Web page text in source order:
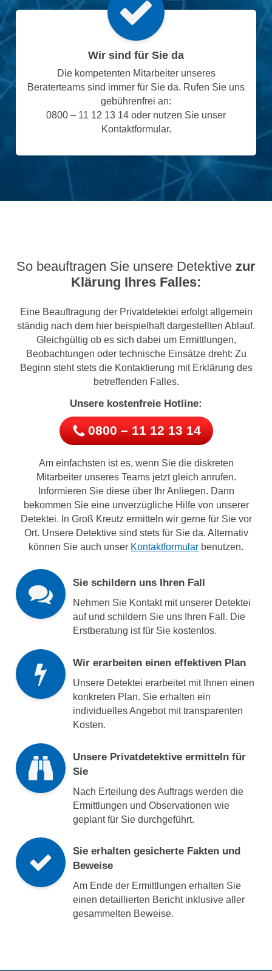
Wir sind für Sie da
Die kompetenten Mitarbeiter unseres
Beraterteams sind immer für Sie da. Rufen Sie uns
gebührenfrei an:
0800 – 11 12 13 14 oder nutzen Sie unser
Kontaktformular.
So beauftragen Sie unsere Detektive zur
Klärung Ihres Falles:
Eine Beauftragung der Privatdetektei erfolgt allgemein
ständig nach dem hier beispielhaft dargestellten Ablauf.
Gleichgültig ob es sich dabei um Ermittlungen,
Beobachtungen oder technische Einsätze dreht: Zu
Beginn steht stets die Kontaktierung mit Erklärung des
betreffenden Falles.
Unsere kostenfreie Hotline:
0800 – 11 12 13 14
Am einfachsten ist es, wenn Sie die diskreten
Mitarbeiter unseres Teams jetzt gleich anrufen.
Informieren Sie diese über Ihr Anliegen. Dann
bekommen Sie eine unverzügliche Hilfe von unserer
Detektei. In Groß Kreutz ermitteln wir gerne für Sie vor
Ort. Unsere Detektive sind stets für Sie da. Alternativ
können Sie auch unser Kontaktformular benutzen.
Sie schildern uns Ihren Fall
Nehmen Sie Kontakt mit unserer Detektei
auf und schildern Sie uns Ihren Fall. Die
Erstberatung ist für Sie kostenlos.
Wir erarbeiten einen effektiven Plan
Unsere Detektei erarbeitet mit Ihnen einen
konkreten Plan. Sie erhalten ein
individuelles Angebot mit transparenten
Kosten.
Unsere Privatdetektive ermitteln für
Sie
Nach Erteilung des Auftrags werden die
Ermittlungen und Observationen wie
geplant für Sie durchgeführt.
Sie erhalten gesicherte Fakten und
Beweise
Am Ende der Ermittlungen erhalten Sie
einen detaillierten Bericht inklusive aller
gesammelten Beweise.